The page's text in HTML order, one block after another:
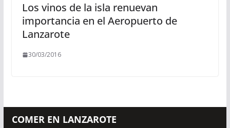
Los vinos de la isla renuevan
importancia en el Aeropuerto de
Lanzarote
30/03/2016
COMER EN LANZAROTE